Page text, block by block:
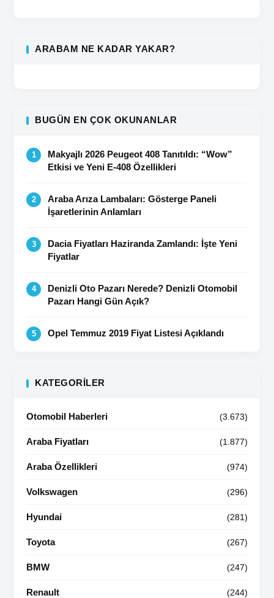
ARABAM NE KADAR YAKAR?
BUGÜN EN ÇOK OKUNANLAR
Makyajlı 2026 Peugeot 408 Tanıtıldı: “Wow”
Etkisi ve Yeni E-408 Özellikleri
Araba Arıza Lambaları: Gösterge Paneli
İşaretlerinin Anlamları
Dacia Fiyatları Haziranda Zamlandı: İşte Yeni
Fiyatlar
Denizli Oto Pazarı Nerede? Denizli Otomobil
Pazarı Hangi Gün Açık?
Opel Temmuz 2019 Fiyat Listesi Açıklandı
KATEGORILER
Otomobil Haberleri (3.673)
Araba Fiyatları (1.877)
Araba Özellikleri (974)
Volkswagen (296)
Hyundai (281)
Toyota (267)
BMW (247)
Renault (244)